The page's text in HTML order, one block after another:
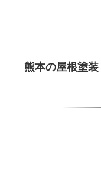
熊本の屋根塗